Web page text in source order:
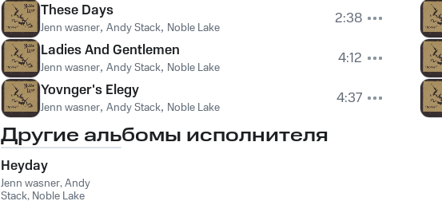
These Days
Jenn wasner, Andy Stack, Noble Lake
2:38
Ladies And Gentlemen
Jenn wasner, Andy Stack, Noble Lake
4:12
Yovnger's Elegy
Jenn wasner, Andy Stack, Noble Lake 4:37
Другие альбомы исполнителя
Heyday
Jenn wasner,Andy
Stack, Noble Lake